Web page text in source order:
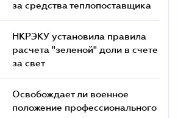
за средства теплопоставщика
НКРЭКУ установила правила
расчета "зеленой" доли в счете
за свет
Освобождает ли военное
положение профессионального